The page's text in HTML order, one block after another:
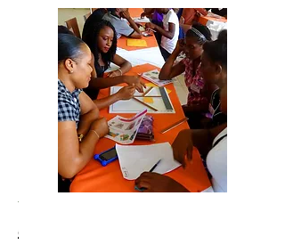
Synthèse
Atelier
Synthèse
Atelier co-
Synthèse
Atelier co-
Atelier co-
Contexte